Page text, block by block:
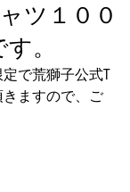
ツ１００
。
で荒獅子公式T
ますので、ご